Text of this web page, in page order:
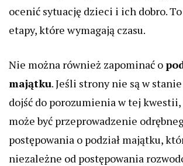
ocenić sytuację dzieci i ich dobro.
etapy, które wymagają czasu.
Nie można również zapominać o
majątku. Jeśli strony nie są w
dojść do porozumienia w tej
może być przeprowadzenie
postępowania o podział majątku,
niezależne od postępowania